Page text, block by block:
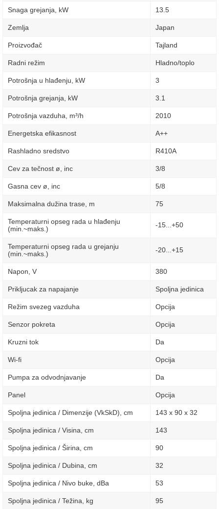
Snaga grejanja, kW 13.5
Zemlja Japan
Proizvođač Tajland
Radni režim Hladno/toplo
Potrošnja u hlađenju, kW 3
Potrošnja grejanja, kW 3.1
Potrošnja vazduha, m³/h 2010
Energetska efikasnost A++
Rashladno sredstvo R410A
Cev za tečnost ø, inc 3/8
Gasna cev ø, inc 5/8
Maksimalna dužina trase, m 75
Temperaturni opseg rada u hlađenju
(min.~maks.)
-15...+50
Temperaturni opseg rada u grejanju
(min.~maks.)
-20...+15
Napon, V 380
Prikljucak za napajanje Spoljna jedinica
Režim svezeg vazduha Opcija
Senzor pokreta Opcija
Kruzni tok Da
Wi-fi Opcija
Pumpa za odvodnjavanje Da
Panel Opcija
Spoljna jedinica / Dimenzije (VkSkD), сm 143 x 90 x 32
Spoljna jedinica / Visina, сm 143
Spoljna jedinica / Širina, сm 90
Spoljna jedinica / Dubina, сm 32
Spoljna jedinica / Nivo buke, dBa 53
Spoljna jedinica / Težina, kg 95